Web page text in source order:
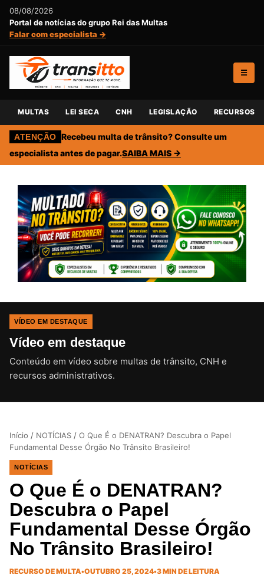
08/08/2026
Portal de notícias do grupo Rei das Multas
Falar com especialista →
☰
MULTAS LEI SECA CNH LEGISLAÇÃO RECURSOS
ATENÇÃO Recebeu multa de trânsito? Consulte um
especialista antes de pagar.SAIBA MAIS →
VÍDEO EM DESTAQUE
Vídeo em destaque
Conteúdo em vídeo sobre multas de trânsito, CNH e
recursos administrativos.CLIQUE PARA ATIVAR O SOM
Início / NOTÍCIAS / O Que É o DENATRAN? Descubra o Papel
Fundamental Desse Órgão No Trânsito Brasileiro!
NOTÍCIAS
O Que É o DENATRAN?
Descubra o Papel
Fundamental Desse Órgão
No Trânsito Brasileiro!
RECURSO DE MULTA•OUTUBRO 25, 2024•3 MIN DE LEITURA